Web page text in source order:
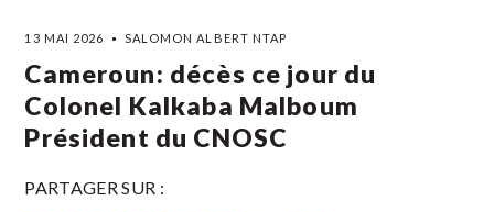
13 MAI 2026 SALOMON ALBERT NTAP
Cameroun: décès ce jour du
Colonel Kalkaba Malboum
Président du CNOSC
PARTAGER SUR :